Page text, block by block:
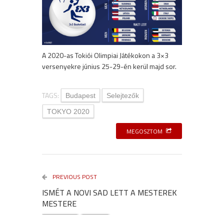
A 2020-as Tokiói Olimpiai Játékokon a 3×3
versenyekre június 25-29-én kerül majd sor.
TAGS: Budapest
Selejtezők
TOKYO 2020
MEGOSZTOM
PREVIOUS POST
ISMÉT A NOVI SAD LETT A MESTEREK
MESTERE